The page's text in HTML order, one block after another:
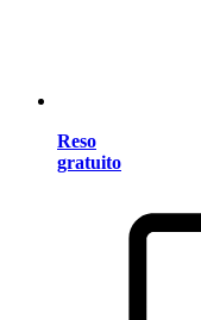
Reso
gratuito